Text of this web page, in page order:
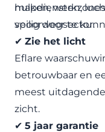
maken,
veilig door te
hulpdiensten,
spoorwegsector.
✔ Zie het licht
Eflare
betrouwbaar en
meest
zicht.
✔ 5 jaar garantie